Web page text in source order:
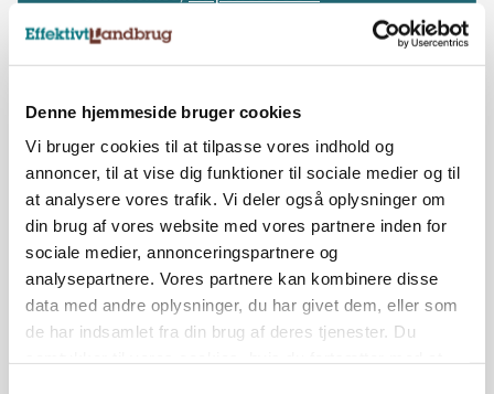
Denne hjemmeside bruger cookies
Vi bruger cookies til at tilpasse vores indhold og
annoncer, til at vise dig funktioner til sociale medier og til
at analysere vores trafik. Vi deler også oplysninger om
din brug af vores website med vores partnere inden for
sociale medier, annonceringspartnere og
analysepartnere. Vores partnere kan kombinere disse
data med andre oplysninger, du har givet dem, eller som
de har indsamlet fra din brug af deres tjenester. Du
Rækkesåmaskine,
Biodrill
Tromle,Rexius 1020
Tandharve,NZ Aggressive 1000
Tandharve,NZ Aggressive 1000 (fra
2006)